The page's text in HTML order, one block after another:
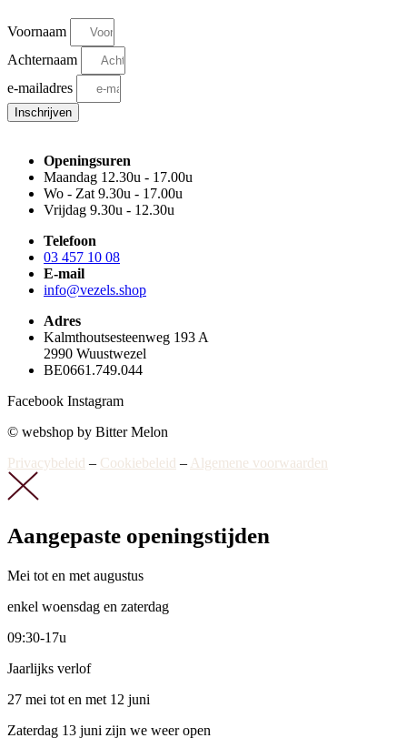
Voornaam
Achternaam
e-mailadres
Inschrijven
Openingsuren
Maandag 12.30u - 17.00u
Wo - Zat 9.30u - 17.00u
Vrijdag 9.30u - 12.30u
Telefoon
03 457 10 08
E-mail
info@vezels.shop
Adres
Kalmthoutsesteenweg 193 A
2990 Wuustwezel
BE0661.749.044
Facebook Instagram
© webshop by Bitter Melon
Privacybeleid – Cookiebeleid – Algemene voorwaarden
Aangepaste openingstijden
Mei tot en met augustus
enkel woensdag en zaterdag
09:30-17u
Jaarlijks verlof
27 mei tot en met 12 juni
Zaterdag 13 juni zijn we weer open